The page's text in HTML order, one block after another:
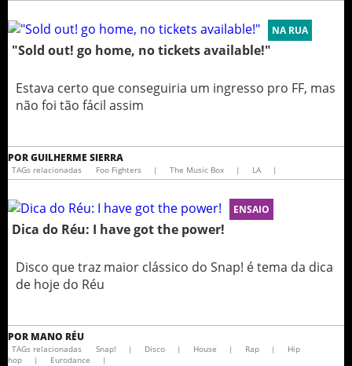
NA RUA
"Sold out! go home, no tickets available!"
Estava certo que conseguiria um ingresso pro FF, mas
não foi tão fácil assim
PORGUILHERME SIERRA
TAGs relacionadas Foo Fighters | The Music Box | LA |
ENSAIO
Dica do Réu: I have got the power!
Disco que traz maior clássico do Snap! é tema da dica
de hoje do Réu
POR MANO RÉU
TAGs relacionadas Snap! | Disco | House | Rap |
Hip
hop
| Eurodance |